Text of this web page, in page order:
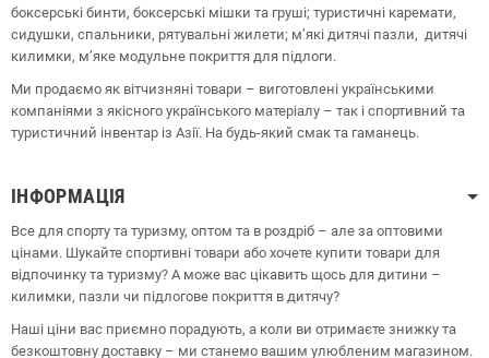
боксерські бинти, боксерські мішки та груші; туристичні каремати,
сидушки, спальники, рятувальні жилети; м’які дитячі пазли, дитячі
килимки, м’яке модульне покриття для підлоги.
Ми продаємо як вітчизняні товари – виготовлені українськими
компаніями з якісного українського матеріалу – так і спортивний та
туристичний інвентар із Азії. На будь-який смак та гаманець.
ІНФОРМАЦІЯ
Все для спорту та туризму, оптом та в роздріб – але за оптовими
цінами. Шукайте спортивні товари або хочете купити товари для
відпочинку та туризму? А може вас цікавить щось для дитини –
килимки, пазли чи підлогове покриття в дитячу?
Наші ціни вас приємно порадують, а коли ви отримаєте знижку та
безкоштовну доставку – ми станемо вашим улюбленим магазином.